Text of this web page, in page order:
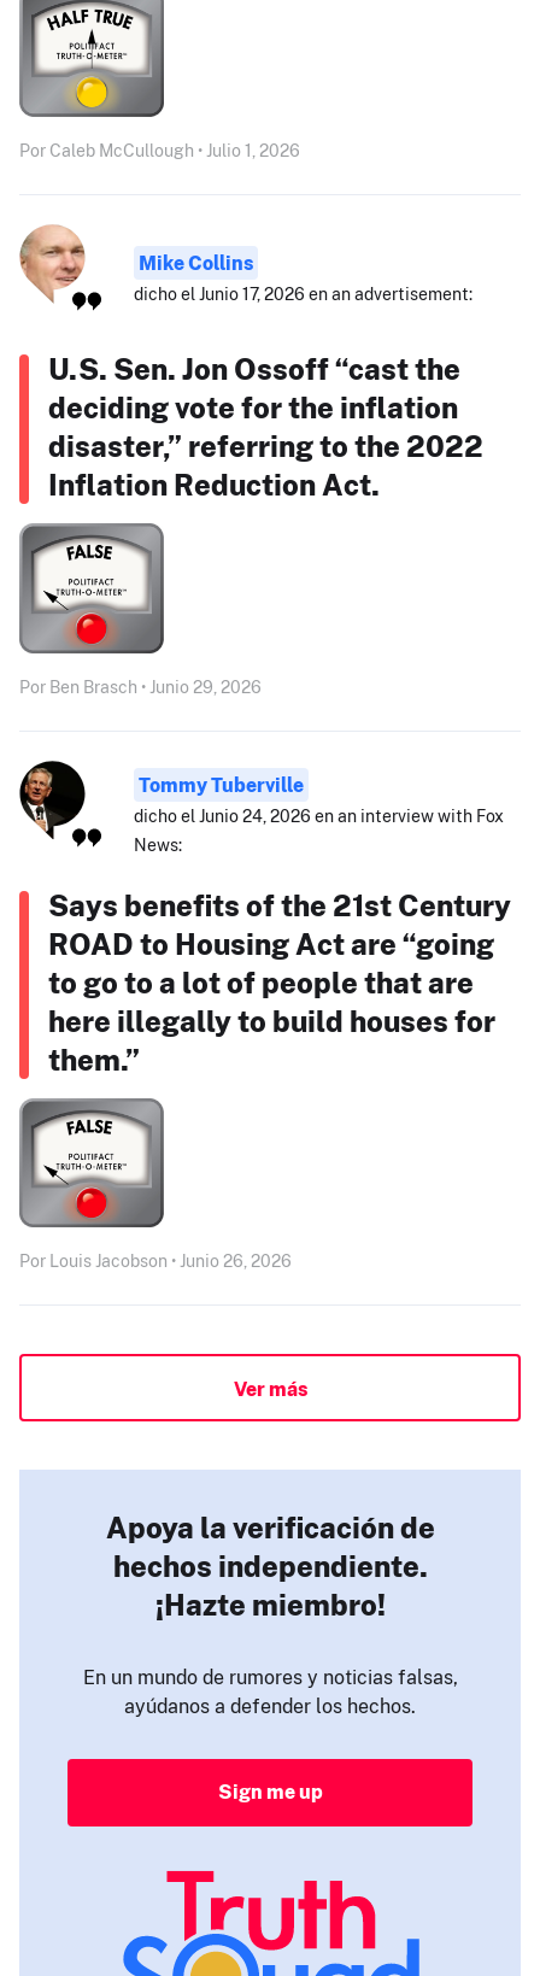
Por Caleb McCullough • Julio 1, 2026
Mike Collins
dicho el Junio 17, 2026 en an advertisement:
U.S. Sen. Jon Ossoff “cast the
deciding vote for the inflation
disaster,” referring to the 2022
Inflation Reduction Act.
Por Ben Brasch • Junio 29, 2026
Tommy Tuberville
dicho el Junio 24, 2026 en an interview with Fox
News:
Says benefits of the 21st Century
ROAD to Housing Act are “going
to go to a lot of people that are
here illegally to build houses for
them.”
Por Louis Jacobson • Junio 26, 2026
Ver más
Apoya la verificación de
hechos independiente.
¡Hazte miembro!
En un mundo de rumores y noticias falsas,
ayúdanos a defender los hechos.
Sign me up